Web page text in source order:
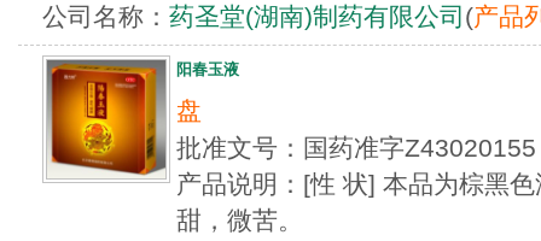
公司名称： 药圣堂(湖南)制药有限公司 (产品
阳春玉液
盘
批准文号：国药准字
产品说明：[性 状] 本品为棕黑
甜，微苦。